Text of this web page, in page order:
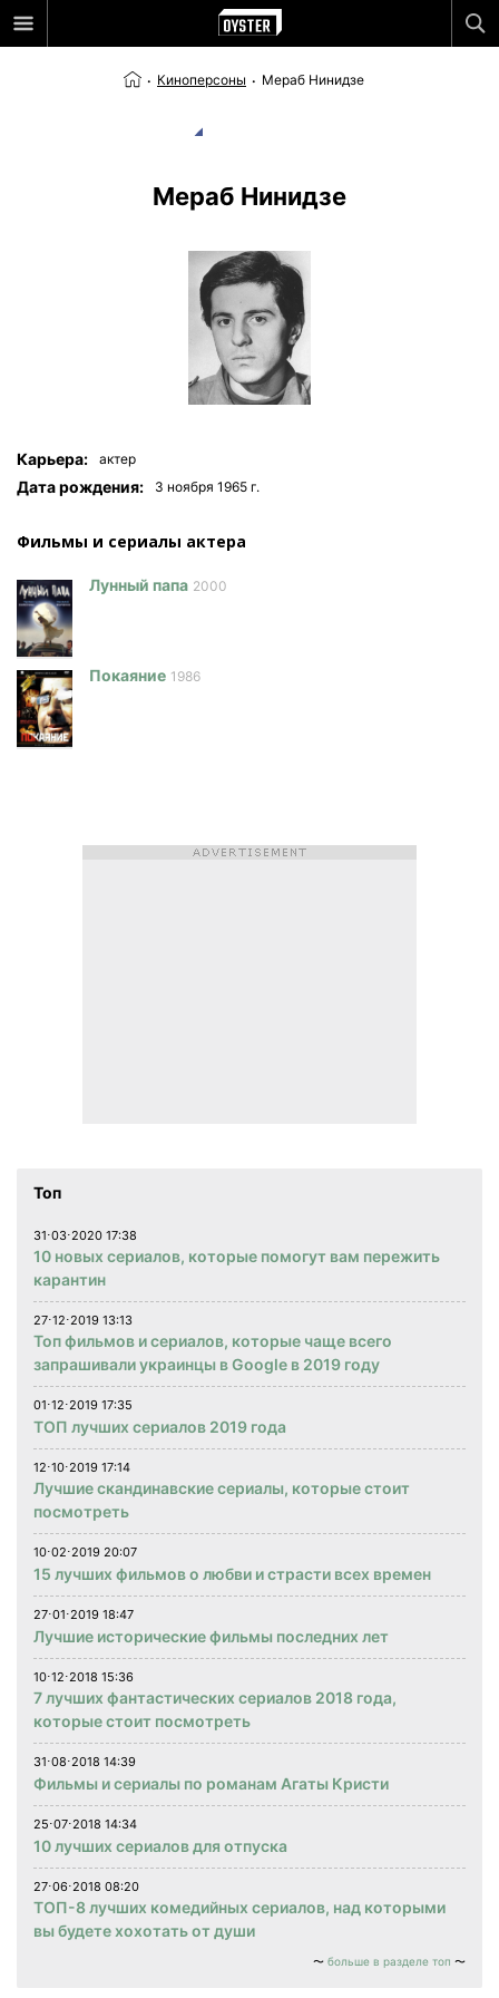
Киноперсоны Мераб Нинидзе
Мераб Нинидзе
Карьера: актер
Дата рождения: 3 ноября 1965 г.
Фильмы и сериалы актера
Лунный папа 2000
Покаяние 1986
Топ
31⋅03⋅2020 17:38
10 новых сериалов, которые помогут вам пережить
карантин
27⋅12⋅2019 13:13
Топ фильмов и сериалов, которые чаще всего
запрашивали украинцы в Google в 2019 году
01⋅12⋅2019 17:35
ТОП лучших сериалов 2019 года
12⋅10⋅2019 17:14
Лучшие скандинавские сериалы, которые стоит
посмотреть
10⋅02⋅2019 20:07
15 лучших фильмов о любви и страсти всех времен
27⋅01⋅2019 18:47
Лучшие исторические фильмы последних лет
10⋅12⋅2018 15:36
7 лучших фантастических сериалов 2018 года,
которые стоит посмотреть
31⋅08⋅2018 14:39
Фильмы и сериалы по романам Агаты Кристи
25⋅07⋅2018 14:34
10 лучших сериалов для отпуска
27⋅06⋅2018 08:20
ТОП-8 лучших комедийных сериалов, над которыми
вы будете хохотать от души
больше в разделе топ